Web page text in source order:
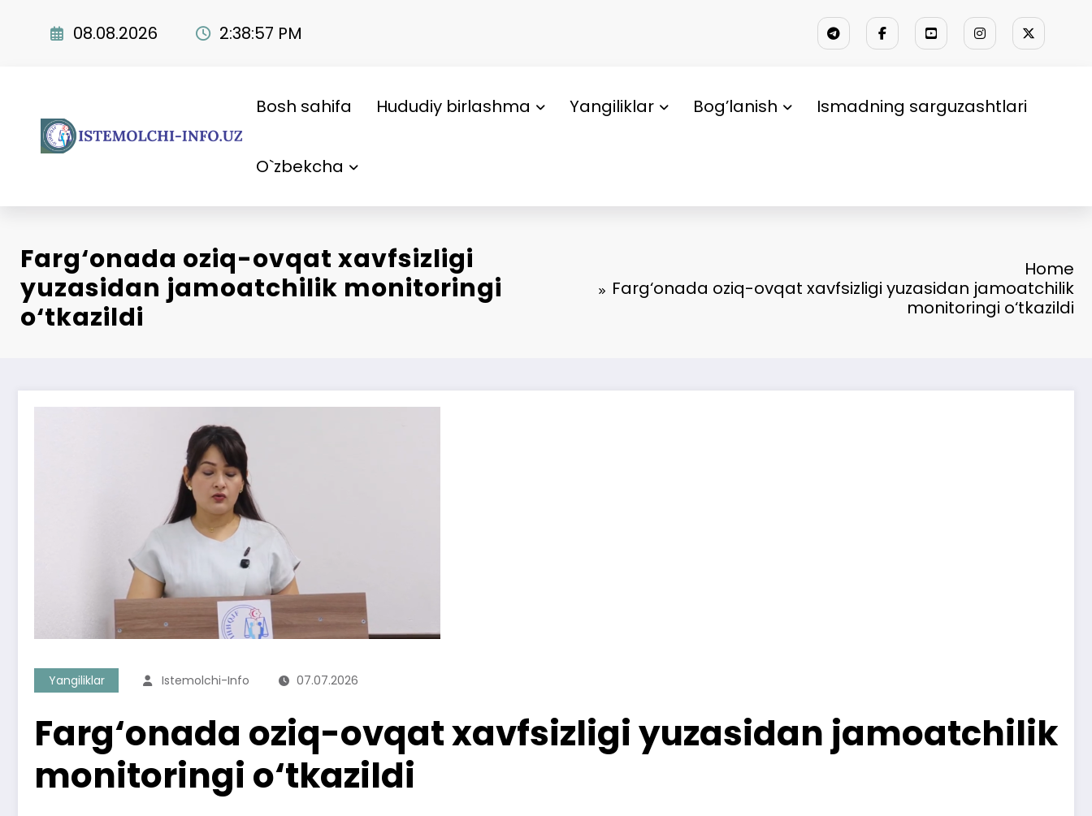
08.08.2026 2:38:58 PM
Bosh sahifa Hududiy birlashma Yangiliklar Bog’lanish Ismadning sarguzashtlari
O`zbekcha
Farg‘onada oziq-ovqat xavfsizligi
yuzasidan jamoatchilik monitoringi
o‘tkazildi
Home
Farg‘onada oziq-ovqat xavfsizligi yuzasidan jamoatchilik
monitoringi o‘tkazildi
Yangiliklar Istemolchi-Info 07.07.2026
Farg‘onada oziq-ovqat xavfsizligi yuzasidan jamoatchilik
monitoringi o‘tkazildi